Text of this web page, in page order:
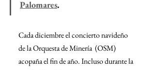
Palomares.
Cada diciembre el concierto navideño
de la Orquesta de Minería  (OSM)
acopaña el fin de año. Incluso durante la